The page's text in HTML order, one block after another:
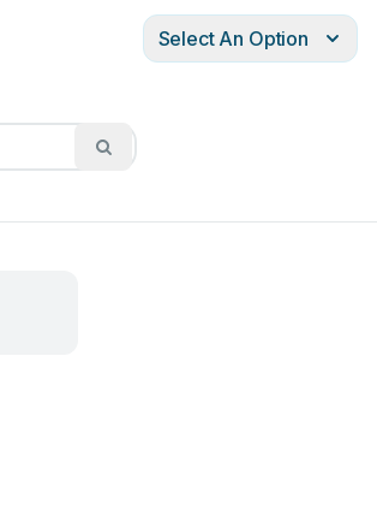
Select An Option